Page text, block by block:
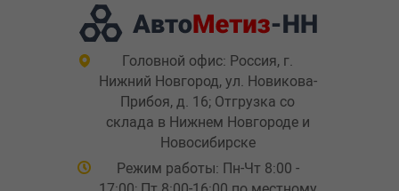
Головной офис: Россия, г.
Нижний Новгород, ул. Новикова-
Прибоя, д. 16; Отгрузка со
склада в Нижнем Новгороде и
Новосибирске
Режим работы: Пн-Чт 8:00 -